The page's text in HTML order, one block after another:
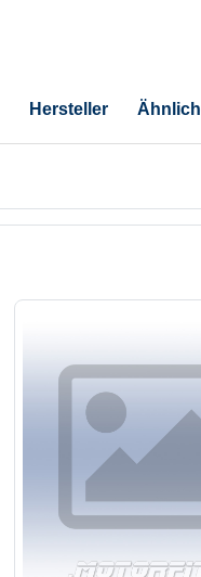
Hersteller